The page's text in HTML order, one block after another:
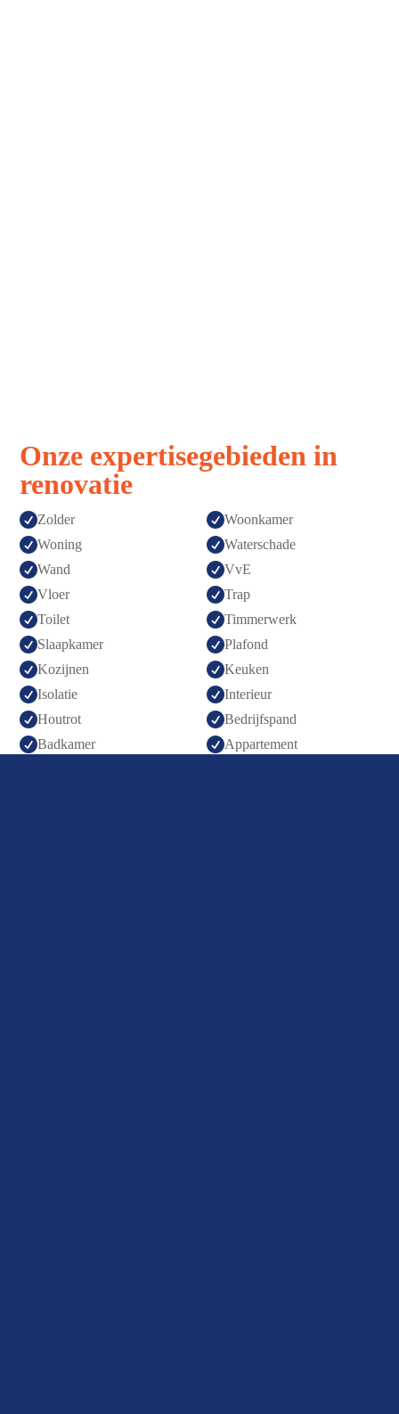
Onze expertisegebieden in
renovatie
Zolder Woonkamer
Woning Waterschade
Wand VvE
Vloer Trap
Toilet Timmerwerk
Slaapkamer Plafond
Kozijnen Keuken
Isolatie Interieur
Houtrot Bedrijfspand
Badkamer Appartement